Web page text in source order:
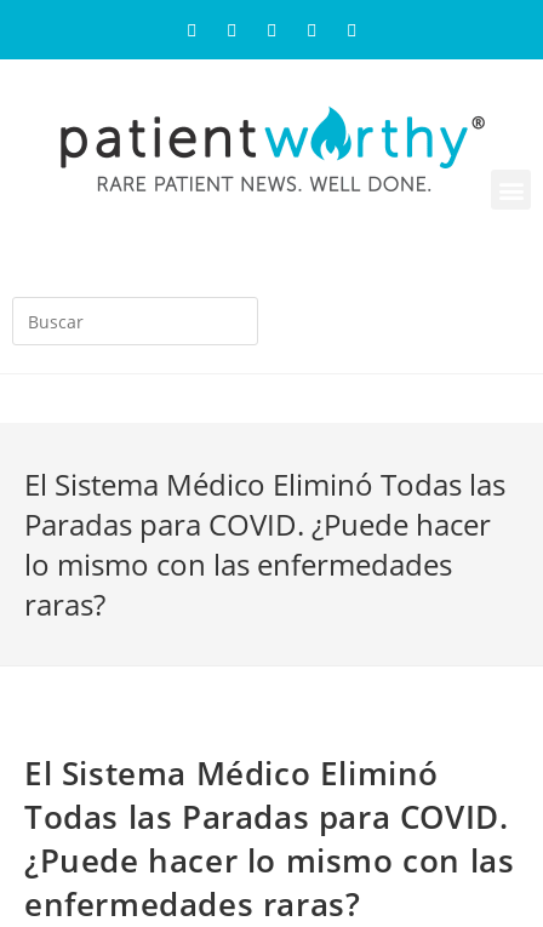
El Sistema Médico Eliminó Todas las
Paradas para COVID. ¿Puede hacer
lo mismo con las enfermedades
raras?
El Sistema Médico Eliminó
Todas las Paradas para COVID.
¿Puede hacer lo mismo con las
enfermedades raras?